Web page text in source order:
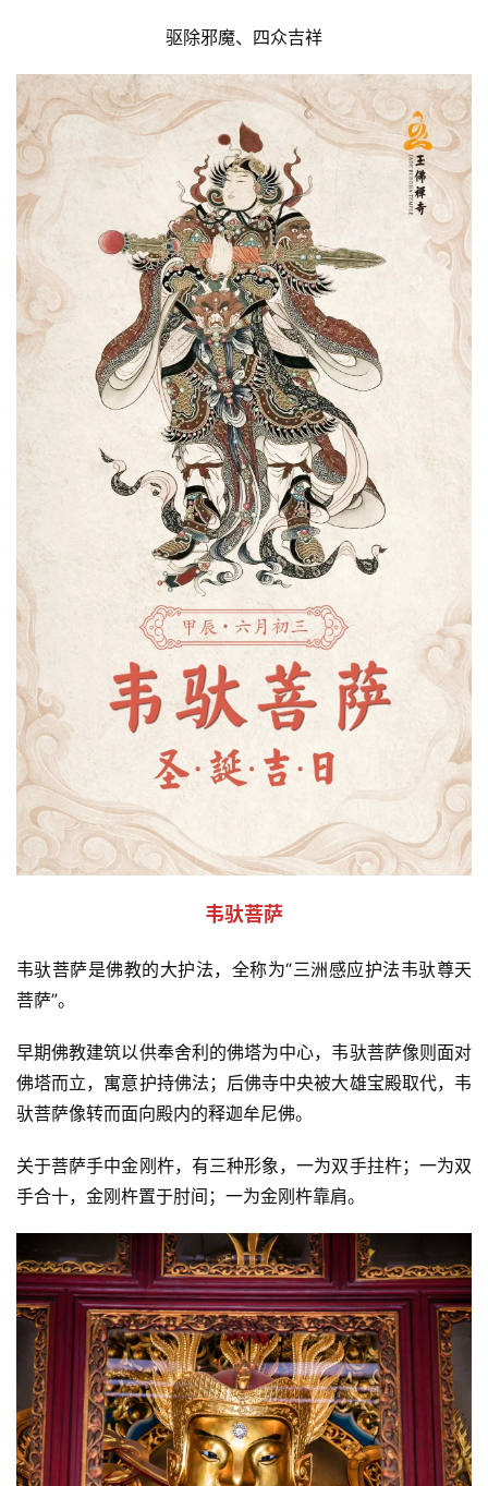
驱除邪魔、四众吉祥
韦驮菩萨
韦驮菩萨是佛教的大护法，全称为“三洲感应护法韦驮尊天
菩萨”。
早期佛教建筑以供奉舍利的佛塔为中心，韦驮菩萨像则面对
佛塔而立，寓意护持佛法；后佛寺中央被大雄宝殿取代，韦
驮菩萨像转而面向殿内的释迦牟尼佛。
关于菩萨手中金刚杵，有三种形象，一为双手拄杵；一为双
手合十，金刚杵置于肘间；一为金刚杵靠肩。